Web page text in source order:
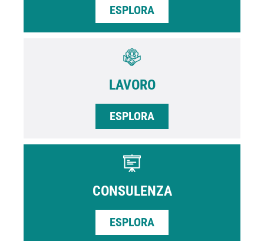
ESPLORA
LAVORO
ESPLORA
CONSULENZA
ESPLORA